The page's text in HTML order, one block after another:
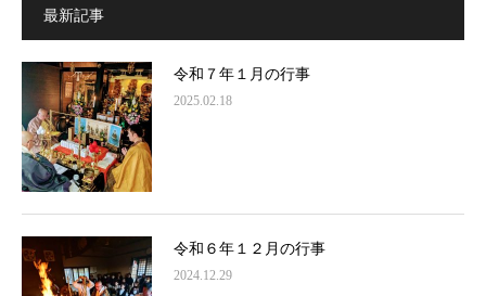
最新記事
令和７年１月の行事
2025.02.18
令和６年１２月の行事
2024.12.29